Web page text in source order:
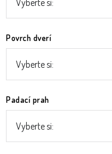
Povrch dverí
Padací prah